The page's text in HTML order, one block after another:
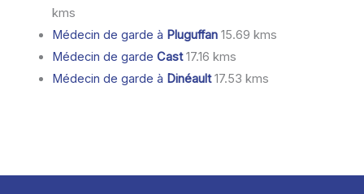
kms
Médecin de garde à Pluguffan15.69 kms
Médecin de garde Cast17.16 kms
Médecin de garde à Dinéault17.53 kms